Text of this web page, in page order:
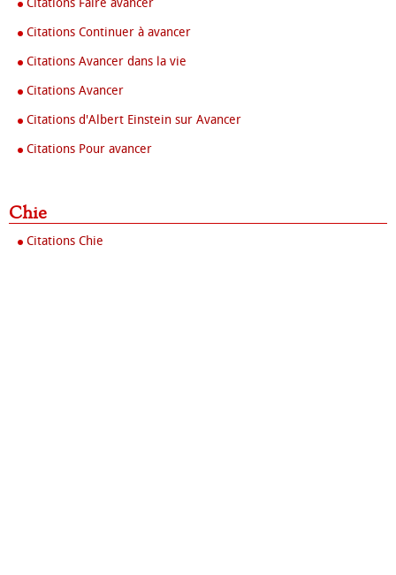
Citations Continuer à avancer
Citations Avancer dans la vie
Citations Avancer
Citations d'Albert Einstein sur Avancer
Citations Pour avancer
Chie
Citations Chie